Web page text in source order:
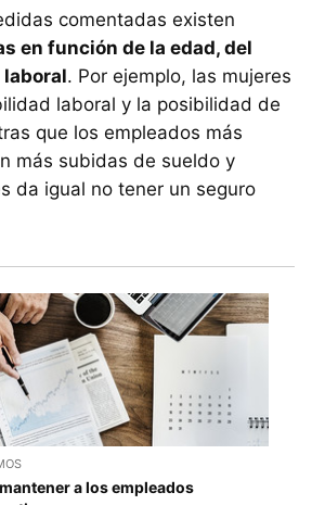
comentadas existen
en función de la edad, del
laboral. Por ejemplo, las mujeres
laboral y la posibilidad de
que los empleados más
más subidas de sueldo y
da igual no tener un seguro
a los empleados